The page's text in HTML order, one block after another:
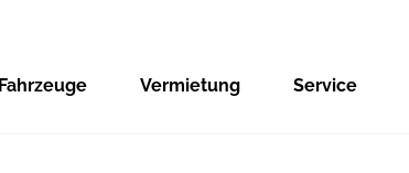
Fahrzeuge Vermietung Service